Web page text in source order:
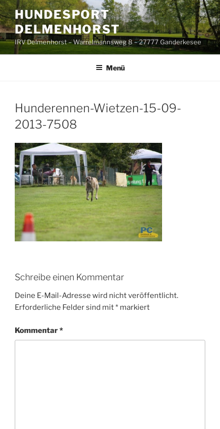
Zum
Inhalt
springen
HUNDESPORT
DELMENHORST
IRV Delmenhorst – Warrelmannsweg 8 – 27777 Ganderkesee
Menü
Hunderennen-Wietzen-15-09-
2013-7508
Schreibe einen Kommentar
Deine E-Mail-Adresse wird nicht veröffentlicht.
Erforderliche Felder sind mit* markiert
Kommentar*